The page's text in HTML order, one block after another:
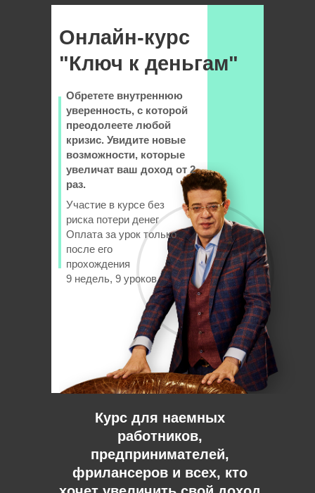
Курс для наемных
работников,
предпринимателей,
фрилансеров и всех, кто
Онлайн-курс
"Ключ к деньгам"
Обретете внутреннюю
уверенность, с которой
преодолеете любой
кризис. Увидите новые
возможности, которые
увеличат ваш доход от 2
раз.
Участие в курсе без
риска потери денег
Оплата за урок только
после его
прохождения
9 недель, 9 уроков